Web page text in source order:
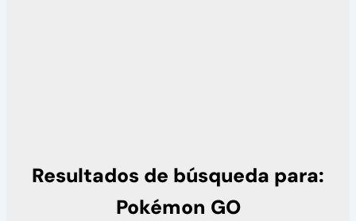
Resultados de búsqueda para:
Pokémon GO